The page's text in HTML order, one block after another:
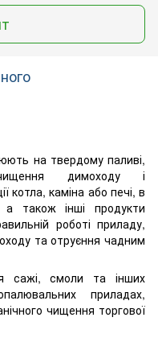
на твердому паливі,
димоходу і
котла, каміна або печі, в
також інші продукти
роботі приладу,
та отруєння чадним
смоли та інших
приладах,
чищення торгової